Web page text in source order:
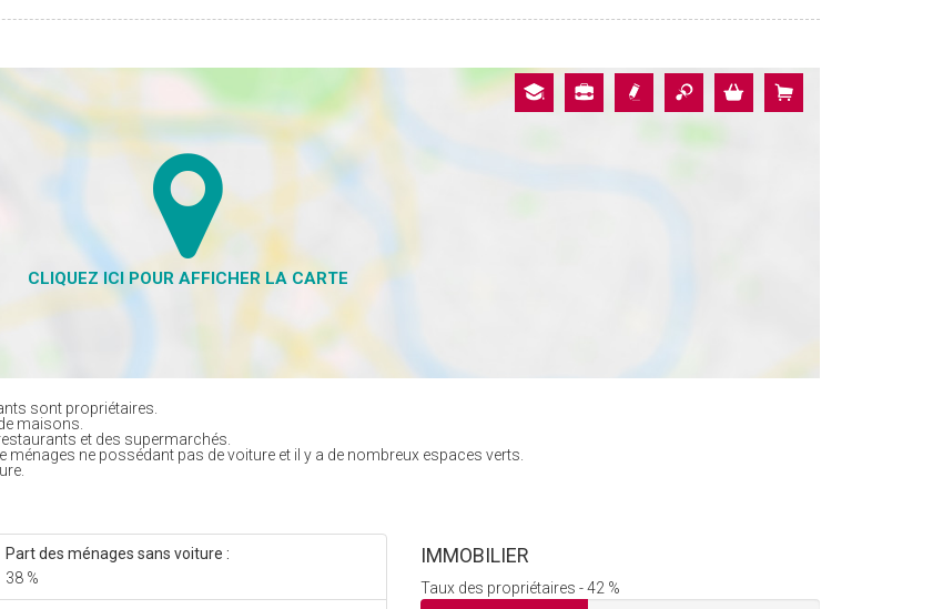
sont propriétaires.
maisons.
et des supermarchés.
ne possédant pas de voiture et il y a de nombreux espaces verts.
Part des ménages sans voiture :
38 %
IMMOBILIER
Taux des propriétaires - 42 %